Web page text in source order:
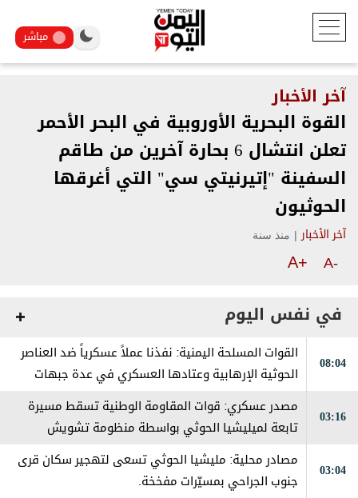
مباشر
آخر الأخبار
القوة البحرية الأوروبية في البحر الأحمر
تعلن انتشال 6 بحارة آخرين من طاقم
السفينة "إتيرنيتي سي" التي أغرقها
الحوثيون
آخر الأخبار | منذ سنة
A-
A+
في نفس اليوم
08:04
القوات المسلحة اليمنية: نفذنا عملاً عسكرياً ضد العناصر
الحوثية الإرهابية وعتادها العسكري في عدة جبهات
03:16
مصدر عسكري: قوات المقاومة الوطنية تسقط مسيرة
تابعة لميليشيا الحوثي بواسطة منظومة تشويش
03:04
مصادر محلية: مليشيا الحوثي تسعى لتهجير سكان قرى
جنوب الجراحي بمسيّرات مفخخة.